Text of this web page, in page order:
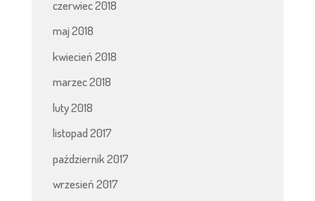
czerwiec 2018
maj 2018
kwiecień 2018
marzec 2018
luty 2018
listopad 2017
październik 2017
wrzesień 2017